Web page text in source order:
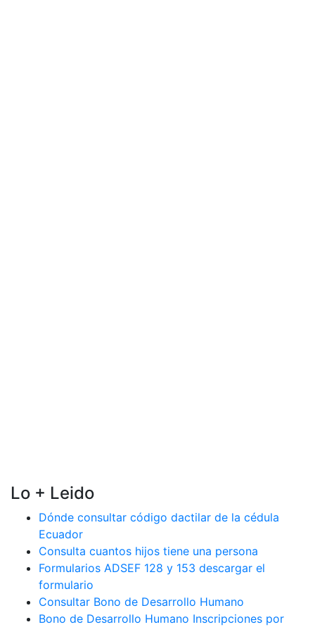
Lo + Leido
Dónde consultar código dactilar de la cédula
Ecuador
Consulta cuantos hijos tiene una persona
Formularios ADSEF 128 y 153 descargar el
formulario
Consultar Bono de Desarrollo Humano
Bono de Desarrollo Humano Inscripciones por